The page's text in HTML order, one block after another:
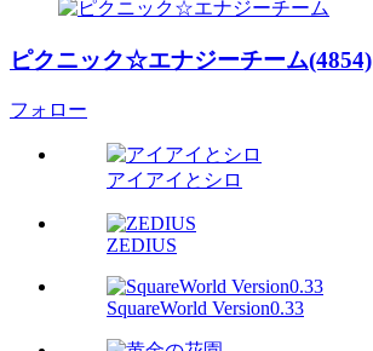
ピクニック☆エナジーチーム(4854)
フォロー
アイアイとシロ
ZEDIUS
SquareWorld Version0.33